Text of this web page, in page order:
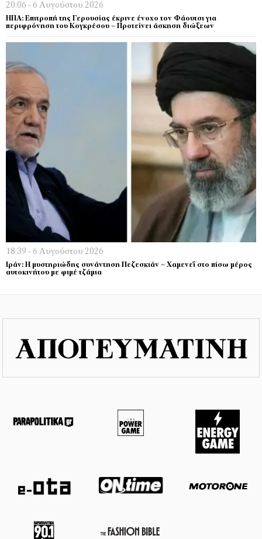
20:06 - 6 Αυγούστου 2026
ΗΠΑ: Επιτροπή της Γερουσίας έκρινε ένοχο τον Φάουτσι για
περιφρόνηση του Κογκρέσου – Προτείνει άσκηση διώξεων
18:39 - 6 Αυγούστου 2026
Ιράν: Η μυστηριώδης συνάντηση Πεζεσκιάν – Χαμενεΐ στο πίσω μέρος
αυτοκινήτου με φιμέ τζάμια